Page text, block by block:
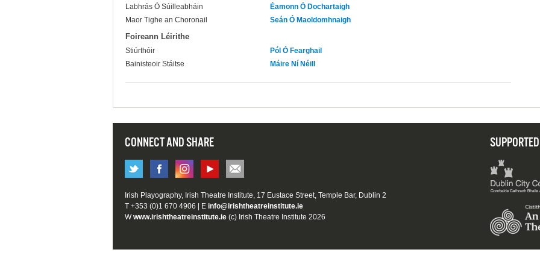
Labhrás Ó Súilleabháin
Éamonn Ó Dochartaigh
Maor Tighe an Choronail
Seán Ó Maoldomhnaigh
Foireann Léirithe
Stiúrthóir
Pól Ó Fearghail
Bainisteoir Stáitse
Máire Ní Néill
CONNECT AND SHARE
Irish Playography, Irish Theatre Institute, 17 Eustace Street, Temple Bar, Dublin 2
T +353 (0)1 670 4906 | E info@irishtheatreinstitute.ie
Wwww.irishtheatreinstitute.ie (c) Irish Theatre Institute 2026